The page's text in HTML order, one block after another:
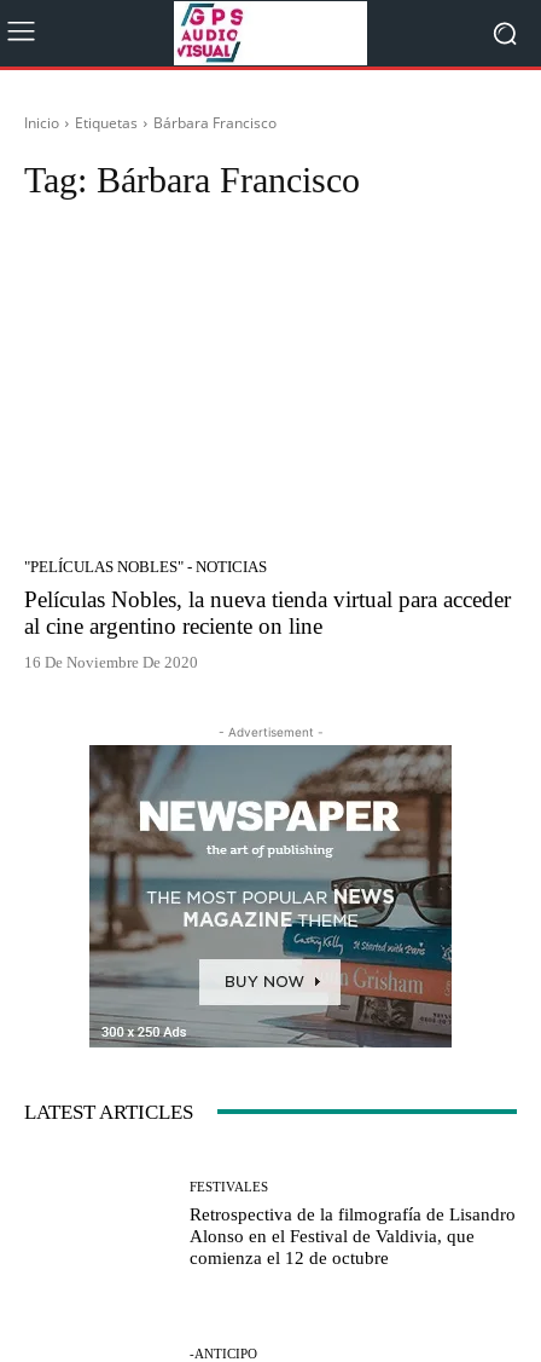
Inicio Etiquetas Bárbara Francisco
Tag: Bárbara Francisco
"PELÍCULAS NOBLES" - NOTICIAS
Películas Nobles, la nueva tienda virtual para acceder
al cine argentino reciente on line
16 De Noviembre De 2020
- Advertisement -
LATEST ARTICLES
FESTIVALES
Retrospectiva de la filmografía de Lisandro
Alonso en el Festival de Valdivia, que
comienza el 12 de octubre
-ANTICIPO